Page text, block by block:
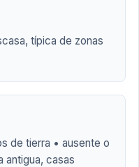
típica de zonas
de tierra • ausente o
antigua, casas